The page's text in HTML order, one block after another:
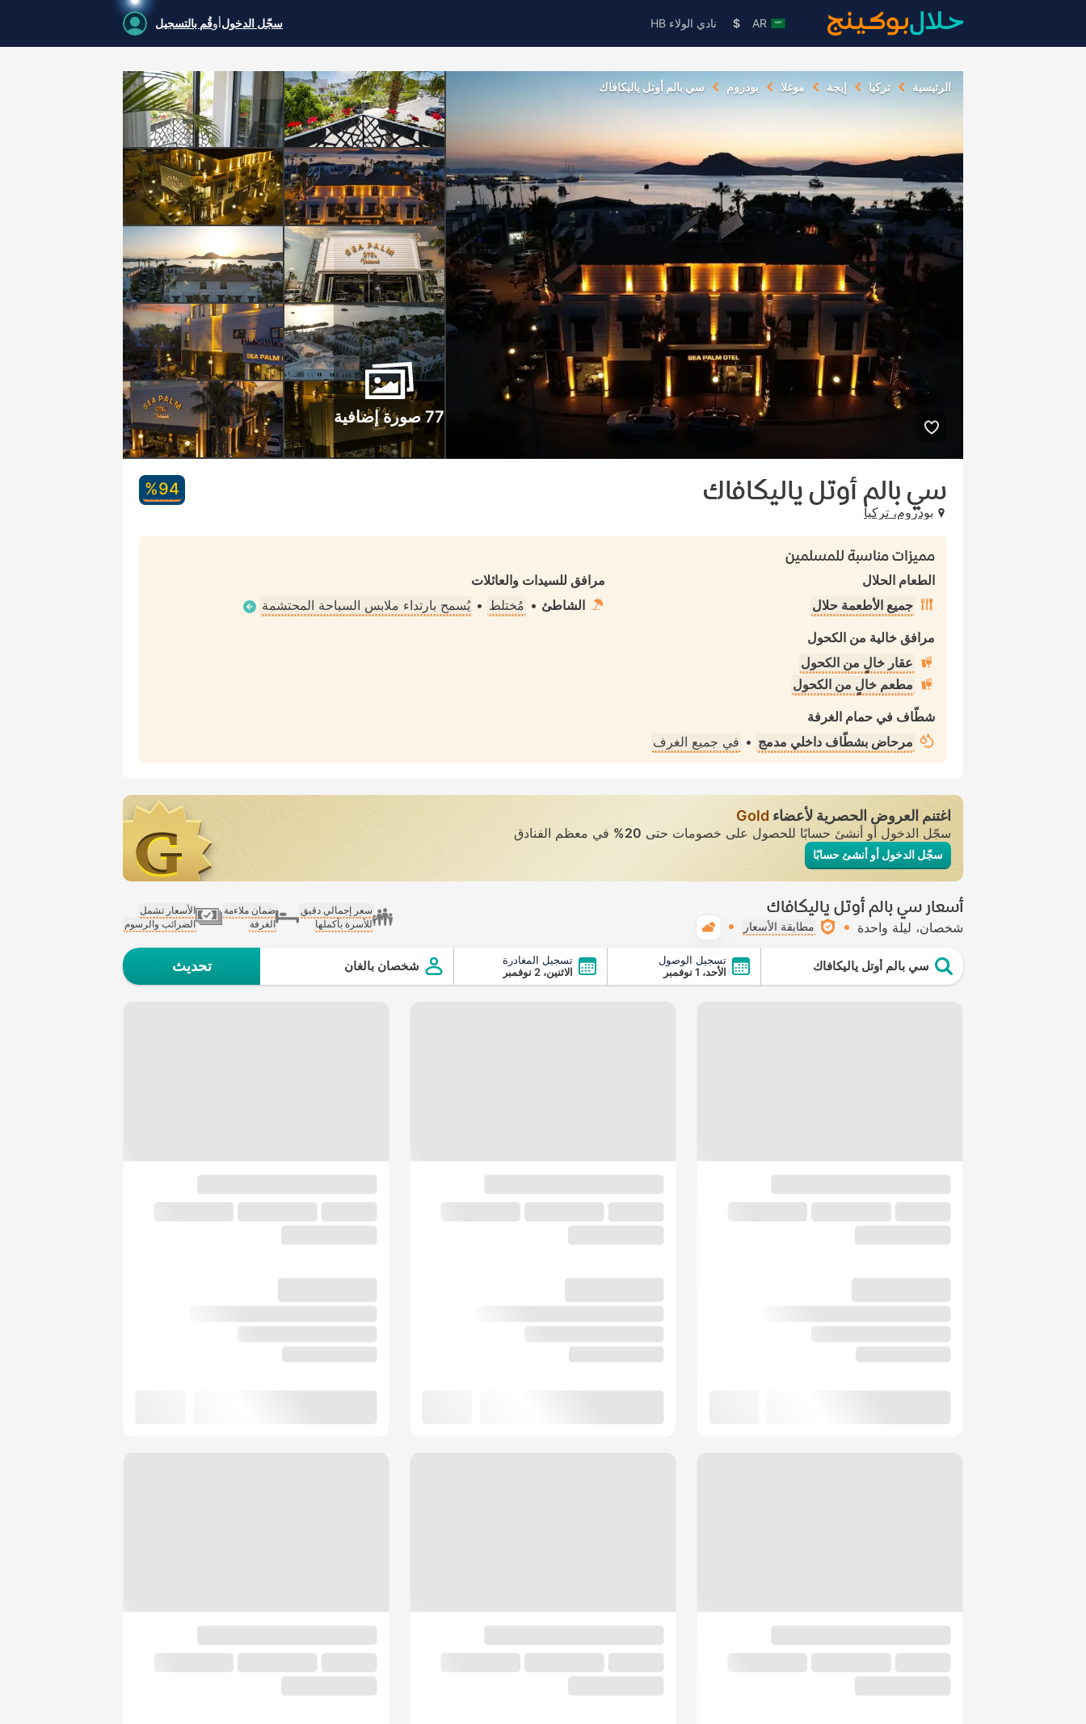
AR
$ نادي الولاء HB سجّل الدخولأوقُم بالتسجيل
الرئيسية تركيا إيجة موغلا بودروم سي بالم أوتل ياليكافاك
77 صورة إضافية
سي بالم أوتل ياليكافاك
بودروم، تركيا
94‏%
مميزات مناسبة للمسلمين
الطعام الحلال
جميع الأطعمة حلال
مرافق خالية من الكحول
عقار خالٍ من الكحول
مطعم خالٍ من الكحول
شطّاف في حمام الغرفة
مرحاض بشطّاف داخلي مدمج • في جميع الغرف
مرافق للسيدات والعائلات
الشاطئ • مُختلط • يُسمح بارتداء ملابس السباحة المحتشمة
اغتنم العروض الحصرية لأعضاء Gold
سجّل الدخول أو أنشئ حسابًا للحصول على خصومات حتى 20% في معظم الفنادق
سجّل الدخول أو أنشئ حسابًا
أسعار سي بالم أوتل ياليكافاك
شخصان ليلة واحدة مطابقة الأسعار
سعر إجمالي دقيق
للأسرة بأكملها
ضمان ملاءمة
الغرفة
الأسعار تشمل
الضرائب والرسوم
سي بالم أوتل ياليكافاك
تسجيل الوصول
الأحد، 1 نوفمبر
تسجيل المغادرة
الاثنين، 2 نوفمبر
شخصان بالغان تحديث